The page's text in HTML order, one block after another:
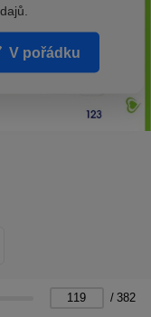
/ 382
V pořádku